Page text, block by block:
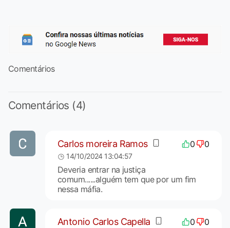
Comentários
Comentários (4)
Carlos moreira Ramos 0 0
14/10/2024 13:04:57
Deveria entrar na justiça
comum......alguém tem que por um fim
nessa máfia.
Antonio Carlos Capella 0 0